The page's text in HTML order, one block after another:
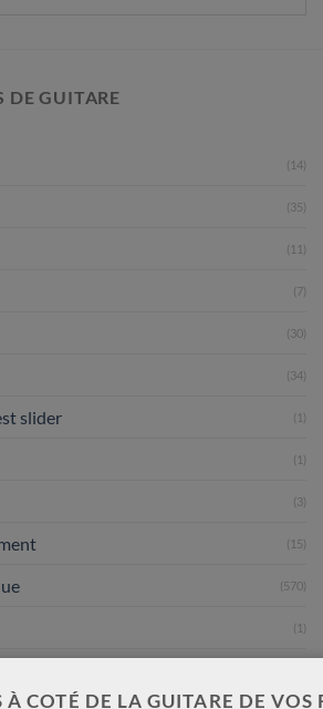
DE GUITARE
(14)
(35)
(11)
(7)
(30)
(34)
slider (1)
(1)
(3)
(15)
(570)
(1)
À COTÉ DE LA GUITARE DE VOS